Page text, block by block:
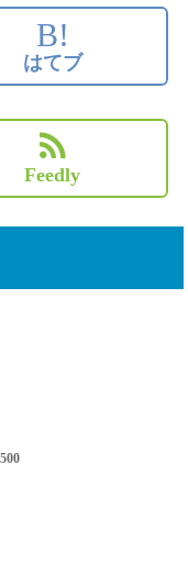
B!
はてブ
Feedly